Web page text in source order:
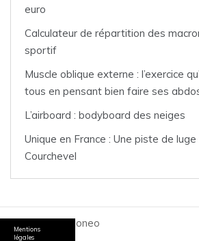
Mentions
légales
euro
Calculateur de répartition des
sportif
Muscle oblique externe : l’exercice
tous en pensant bien faire ses
L’airboard : bodyboard des neiges
Unique en France : Une piste de
Courchevel
© 2026 Passioneo